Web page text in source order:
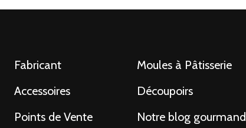
Fabricant
Moules à Pâtisserie
Accessoires
Découpoirs
Points de Vente
Notre blog gourmand